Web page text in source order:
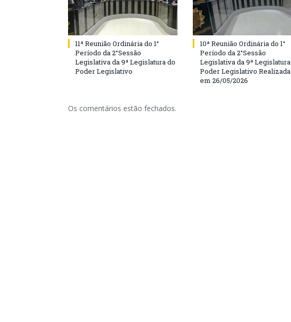
11ª Reunião Ordinária do 1°
Período da 2°Sessão
Legislativa da 9ª Legislatura do
Poder Legislativo
10ª Reunião Ordinária do 1°
Período da 2°Sessão
Legislativa da 9ª
Poder Legislativo Realizada
em 26/05/2026
Os comentários estão fechados.